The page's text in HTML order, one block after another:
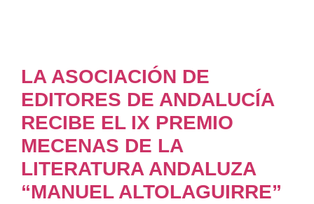
LA ASOCIACIÓN DE
EDITORES DE ANDALUCÍA
RECIBE EL IX PREMIO
MECENAS DE LA
LITERATURA ANDALUZA
“MANUEL ALTOLAGUIRRE”